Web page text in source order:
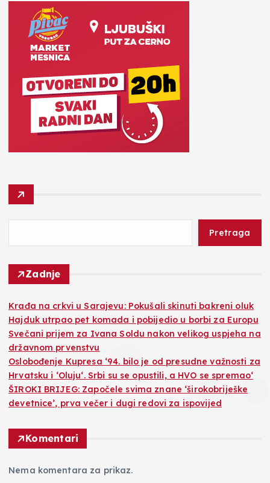
Pretraga
Zadnje
Krađa na crkvi u Sarajevu: Pokušali skinuti bakreni oluk
Hajduk utrpao pet komada i pobijedio u borbi za Europu
Svečani prijem za Ivana Soldu nakon velikog uspjeha na
državnom prvenstvu
Oslobođenje Kupresa ‘94. bilo je od presudne važnosti za
Hrvatsku i ‘Oluju‘. Srbi su se opustili, a HVO se spremao‘
ŠIROKI BRIJEG: Započele svima znane ‘širokobriješke
devetnice’, prva večer i dugi redovi za ispovijed
Komentari
Nema komentara za prikaz.